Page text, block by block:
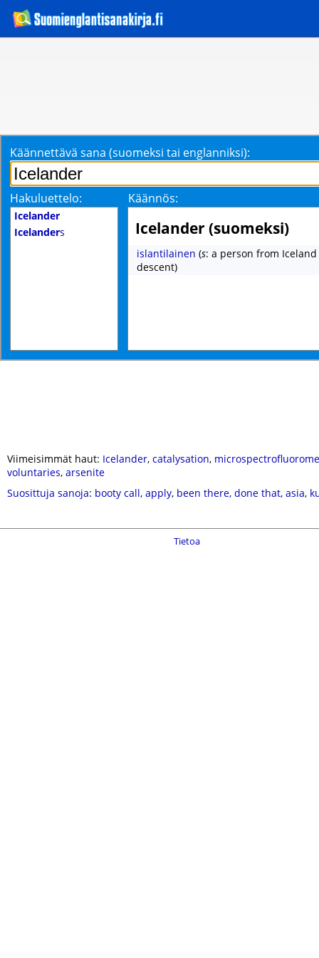
Käännettävä sana (suomeksi tai englanniksi):
Hakuluettelo: Käännös:
Icelander
Icelanders Icelander (suomeksi)
islantilainen (s: a person from
descent)
Viimeisimmät haut: Icelander, catalysation,
voluntaries, arsenite
Suosittuja sanoja: booty call, apply, been there, done that, asia,
Tietoa